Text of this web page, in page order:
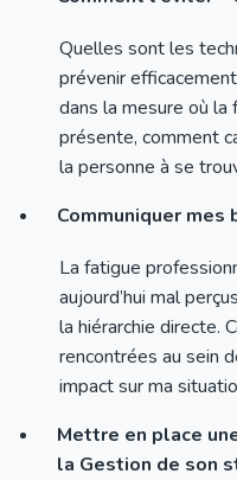
Quelles sont les
prévenir
dans la mesure où
présente, comment
la personne à se
Communiquer mes
La fatigue
aujourd’hui mal
la hiérarchie directe.
rencontrées au sein
impact sur ma
Mettre en place
la Gestion de son